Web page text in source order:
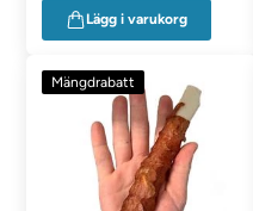
Lägg i varukorg
Mängdrabatt